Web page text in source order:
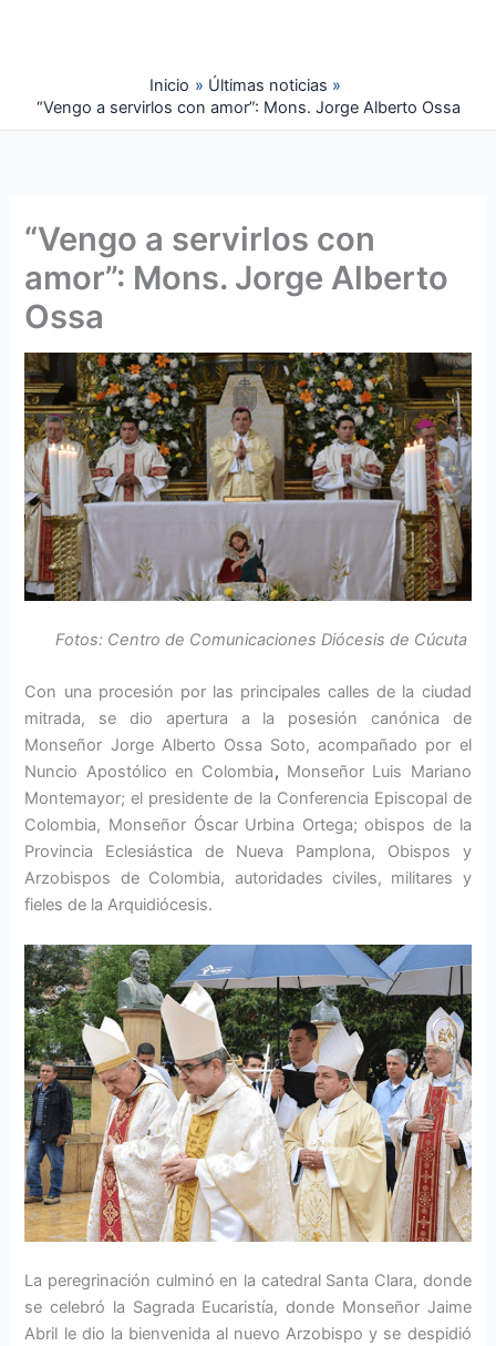
Inicio
Últimas noticias
“Vengo a servirlos con amor”: Mons. Jorge Alberto Ossa
“Vengo a servirlos con
amor”: Mons. Jorge Alberto
Ossa
Fotos: Centro de Comunicaciones Diócesis de Cúcuta
Con una procesión por las principales calles de la ciudad
mitrada, se dio apertura a la posesión canónica de
Monseñor Jorge Alberto Ossa Soto, acompañado por el
Nuncio Apostólico en Colombi​a, ​ Monseñor Luis Mariano
Montemayor; el presidente de la Conferencia Episcopal de
Colombia, Monseñor Óscar Urbina Ortega; obispos de la
Provincia Eclesiástica de Nueva Pamplona, Obispos y
Arzobispos de Colombia, autoridades civiles, militares y
fieles de la Arquidiócesis.
La peregrinación culminó en la catedral Santa Clara, donde
se celebró la Sagrada Eucaristía, donde Monseñor Jaime
Abril le dio la bienvenida al nuevo Arzobispo y se despidió